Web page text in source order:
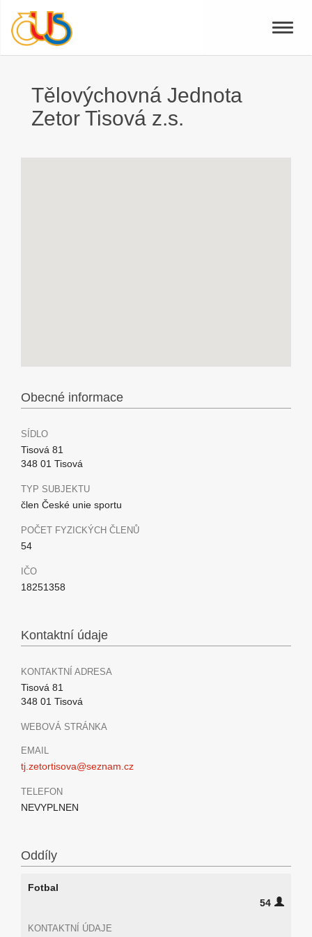
Toggle
Tělovýchovná Jednota
Zetor Tisová z.s.
Obecné informace
SÍDLO
Tisová 81
348 01 Tisová
TYP SUBJEKTU
člen České unie sportu
POČET FYZICKÝCH ČLENŮ
54
IČO
18251358
Kontaktní údaje
KONTAKTNÍ ADRESA
Tisová 81
348 01 Tisová
WEBOVÁ STRÁNKA
EMAIL
tj.zetortisova@seznam.cz
TELEFON
NEVYPLNEN
Oddíly
Fotbal
54
KONTAKTNÍ ÚDAJE